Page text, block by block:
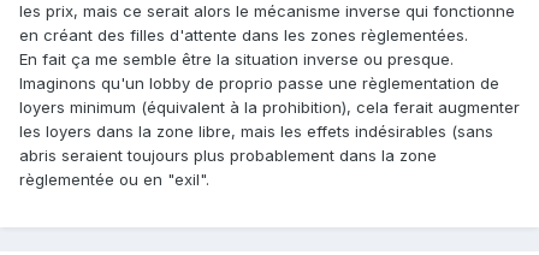
les prix, mais ce serait alors le mécanisme inverse qui fonctionne
en créant des filles d'attente dans les zones règlementées.
En fait ça me semble être la situation inverse ou presque.
Imaginons qu'un lobby de proprio passe une règlementation de
loyers minimum (équivalent à la prohibition), cela ferait augmenter
les loyers dans la zone libre, mais les effets indésirables (sans
abris seraient toujours plus probablement dans la zone
règlementée ou en "exil".